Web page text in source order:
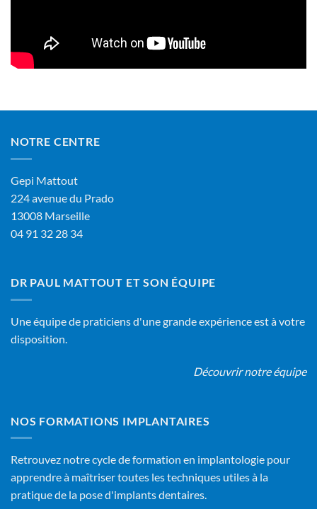
NOTRE CENTRE
Gepi Mattout
224 avenue du Prado
13008 Marseille
04 91 32 28 34
DR PAUL MATTOUT ET SON ÉQUIPE
Une équipe de praticiens d'une grande expérience est à votre
disposition.
Découvrir notre équipe
NOS FORMATIONS IMPLANTAIRES
Retrouvez notre cycle de formation en implantologie pour
apprendre à maîtriser toutes les techniques utiles à la
pratique de la pose d'implants dentaires.